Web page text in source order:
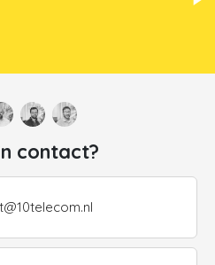
contact?